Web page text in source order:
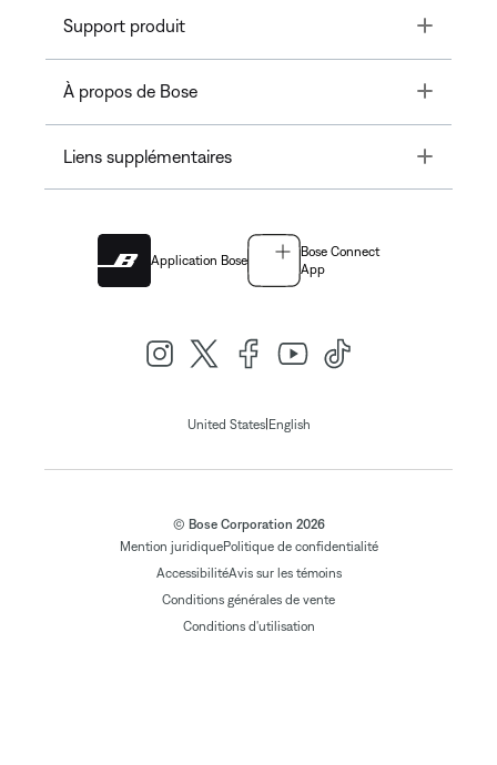
Support produit Toggle
À propos de Bose Toggle
Liens supplémentaires Toggle
Application Bose
Bose Connect
App
United States| English
© Bose Corporation 2026
Mention juridiquePolitique de confidentialité
AccessibilitéAvis sur les témoins
Conditions générales de vente
Conditions d'utilisation